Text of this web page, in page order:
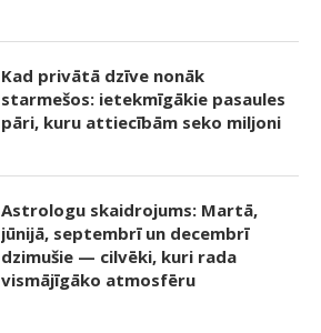
Kad privātā dzīve nonāk
starmešos: ietekmīgākie pasaules
pāri, kuru attiecībām seko miljoni
Astrologu skaidrojums: Martā,
jūnijā, septembrī un decembrī
dzimušie — cilvēki, kuri rada
vismājīgāko atmosfēru